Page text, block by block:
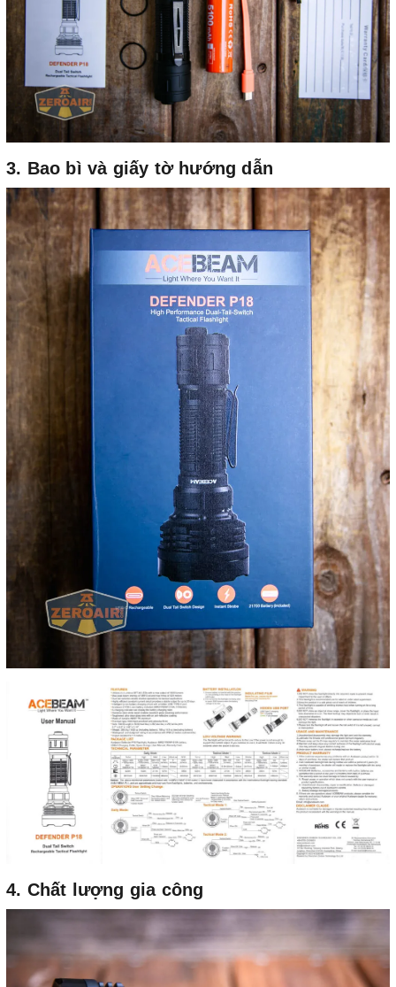
3. Bao bì và giấy tờ hướng dẫn
4. Chất lượng gia công